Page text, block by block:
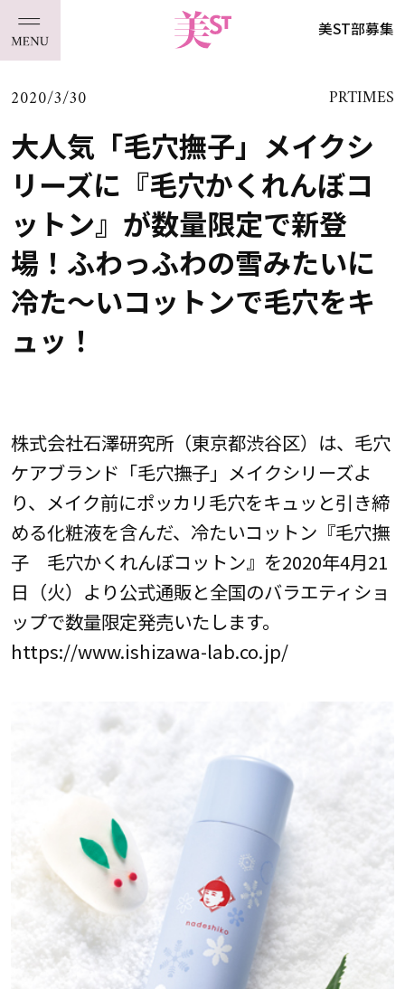
美ST部募集
2020/3/30 PRTIMES
大人気「毛穴撫子」メイクシ
リーズに『毛穴かくれんぼコ
ットン』が数量限定で新登
場！ふわっふわの雪みたいに
冷た～いコットンで毛穴をキ
ュッ！
株式会社石澤研究所（東京都渋谷区）は、毛穴
ケアブランド「毛穴撫子」メイクシリーズよ
り、メイク前にポッカリ毛穴をキュッと引き締
める化粧液を含んだ、冷たいコットン『毛穴撫
子 毛穴かくれんぼコットン』を2020年4月21
日（火）より公式通販と全国のバラエティショ
ップで数量限定発売いたします。
https://www.ishizawa-lab.co.jp/